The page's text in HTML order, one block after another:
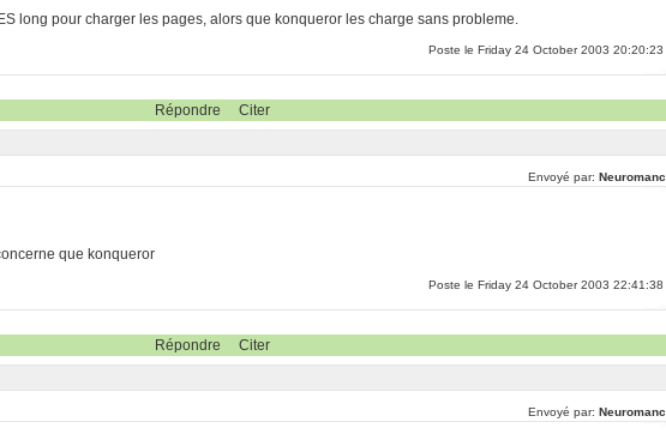
long pour charger les pages, alors que konqueror les charge sans probleme.
Poste le Friday 24 October 2003 20:20:23
Répondre Citer
Envoyé par:
que konqueror
Poste le Friday 24 October 2003 22:41:38
Répondre Citer
Envoyé par: